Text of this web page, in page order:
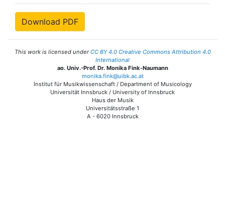
Download PDF
This work is licensed underCC BY 4.0 Creative Commons Attribution 4.0
International
ao. Univ.-Prof. Dr. Monika Fink-Naumann
monika.fink@uibk.ac.at
Institut für Musikwissenschaft / Department of Musicology
Universität Innsbruck / University of Innsbruck
Haus der Musik
Universitätsstraße 1
A - 6020 Innsbruck